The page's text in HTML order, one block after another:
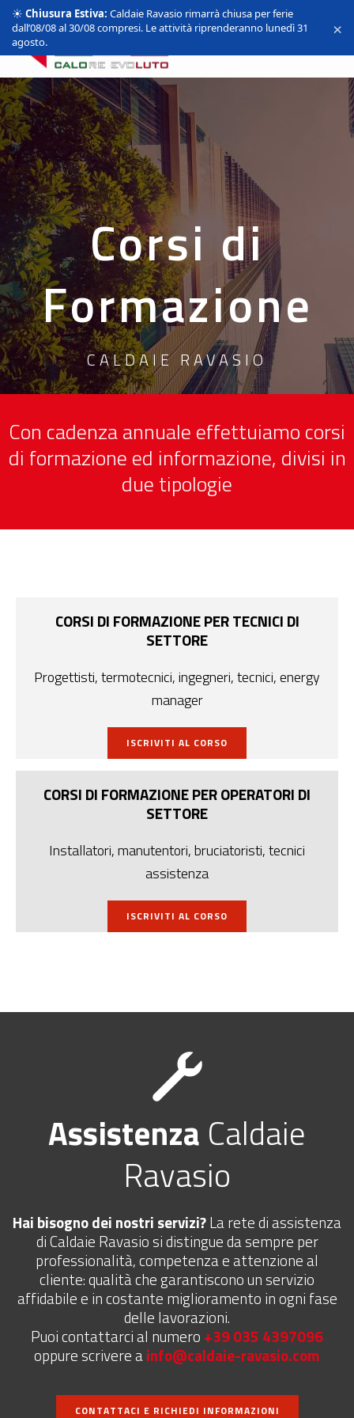
Corsi di
Formazione
CALDAIE RAVASIO
Con cadenza annuale effettuiamo corsi
di formazione ed informazione, divisi in
due tipologie
CORSI DI FORMAZIONE PER TECNICI DI
SETTORE
Progettisti, termotecnici, ingegneri, tecnici, energy
manager
ISCRIVITI AL CORSO
CORSI DI FORMAZIONE PER OPERATORI DI
SETTORE
Installatori, manutentori, bruciatoristi, tecnici
assistenza
ISCRIVITI AL CORSO
Assistenza Caldaie
Ravasio
Hai bisogno dei nostri servizi?La rete di assistenza
di Caldaie Ravasio si distingue da sempre per
professionalità, competenza e attenzione al
cliente: qualità che garantiscono un servizio
affidabile e in costante miglioramento in ogni fase
delle lavorazioni.
Puoi contattarci al numero +39 035 4397096
oppure scrivere ainfo@caldaie-ravasio.com
CONTATTACI E RICHIEDI INFORMAZIONI
☀️ Chiusura Estiva: Caldaie Ravasio rimarrà chiusa per ferie
dall’08/08 al 30/08 compresi. Le attività riprenderanno lunedì 31
agosto.
×